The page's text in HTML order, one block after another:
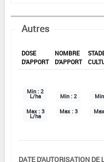
Autres
DOSE
D'APPORT
NOMBRE
D'APPORT
Min : 2
L/ha
Max : 3
L/ha
Min : 2
Max : 3
DATE D'AUTORISATION DE